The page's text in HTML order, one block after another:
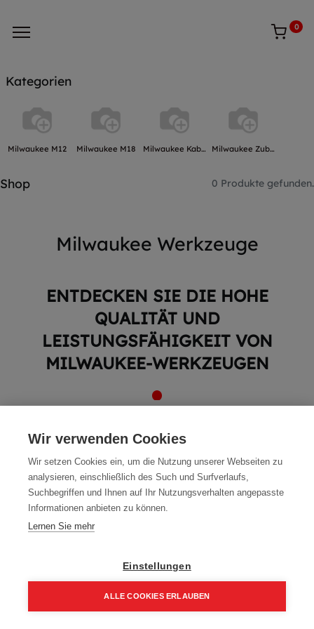
0
Kategorien
Milwaukee M12 Milwaukee M18 Milwaukee Kabelmaschinen Milwaukee Zubehör
Shop 0 Produkte gefunden.
Milwaukee Werkzeuge
ENTDECKEN SIE DIE HOHE
QUALITÄT UND
LEISTUNGSFÄHIGKEIT VON
MILWAUKEE-WERKZEUGEN
In der Kategorie Milwaukee Werkzeuge des Holzbaushop
Wimmer finden Sie eine breite Auswahl an qualitativ
hochwertigen Werkzeugen der Marke Milwaukee.
Diese renommierte Marke ist bekannt für ihre robusten,
langlebigen und leistungsstarken Werkzeuge, die sowohl für
Profis als auch für Heimwerker geeignet sind.
Ihre Arbeitsergebnisse mit den richtigen Werkzeugen.
Wir verwenden Cookies
Wir setzen Cookies ein, um die Nutzung unserer Webseiten zu
analysieren, einschließlich des Such und Surfverlaufs,
Suchbegriffen und Ihnen auf Ihr Nutzungsverhalten angepasste
Informationen anbieten zu können.
Lernen Sie mehr
Einstellungen
ALLE COOKIES ERLAUBEN